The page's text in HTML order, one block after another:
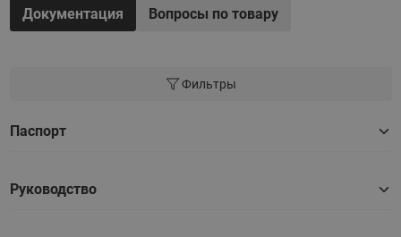
Документация
Вопросы по товару
Фильтры
Паспорт
Руководство